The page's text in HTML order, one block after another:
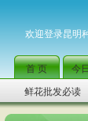
欢迎登录昆明
首 页 今
鲜花批发必读